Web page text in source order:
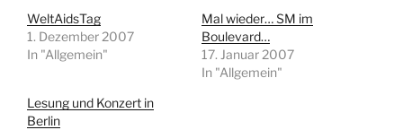
WeltAidsTag
1. Dezember 2007
In "Allgemein"
Mal wieder… SM im
Boulevard…
17. Januar 2007
In "Allgemein"
Lesung und Konzert in
Berlin